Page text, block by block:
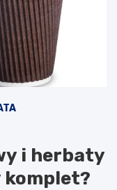
i herbaty
komplet?